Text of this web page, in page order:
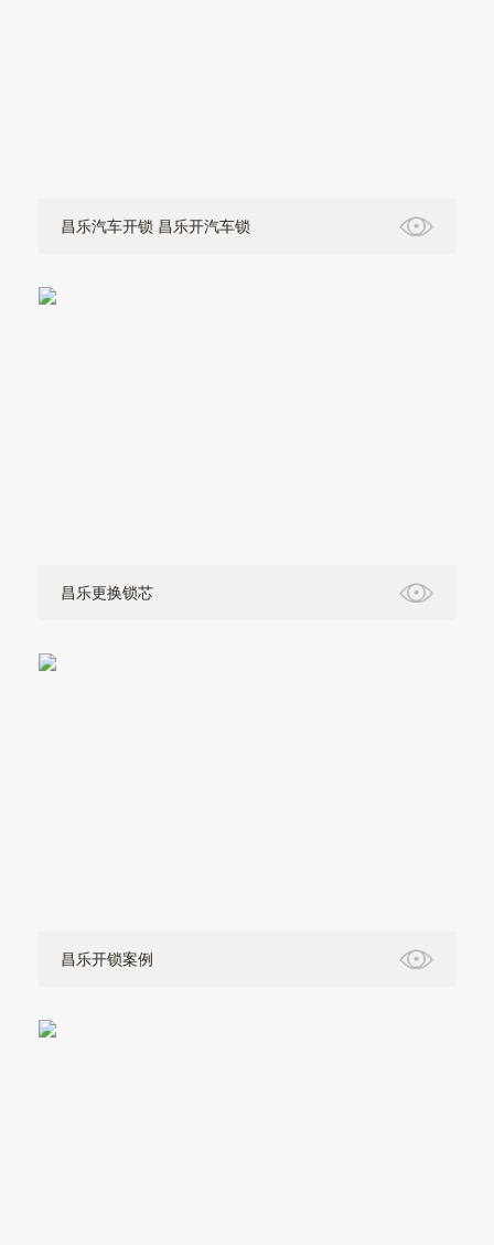
昌乐汽车开锁 昌乐开汽车锁
昌乐更换锁芯
昌乐开锁案例